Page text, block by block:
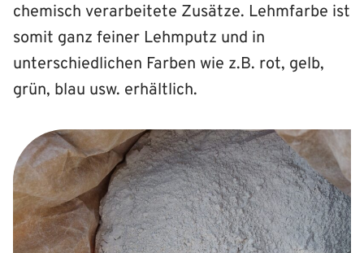
chemisch verarbeitete Zusätze. Lehmfarbe ist
somit ganz feiner Lehmputz und in
unterschiedlichen Farben wie z.B. rot, gelb,
grün, blau usw. erhältlich.